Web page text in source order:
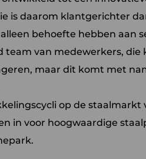
is daarom klantgerichter
behoefte hebben aan
team van medewerkers,
maar dit komt met
op de
in voor hoogwaardige